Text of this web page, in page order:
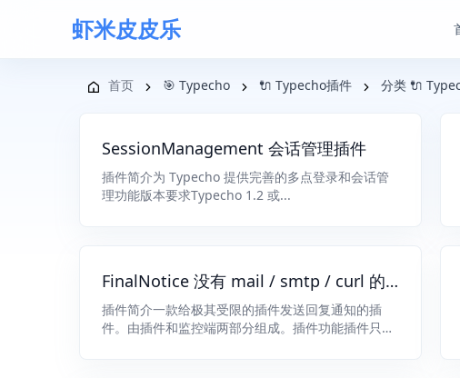
虾米皮皮乐
首页 🎯 Typecho 🔌 Typecho插件 分类 🔌
SessionManagement 会话管理插件
插件简介为 Typecho 提供完善的多点登录和会话管
理功能版本要求Typecho 1.2 或...
FinalNotice 没有 mail / smtp / curl 的
虚拟主机也能发送回复通知
插件简介一款给极其受限的插件发送回复通知的插
件。由插件和监控端两部分组成。插件功能插件只负